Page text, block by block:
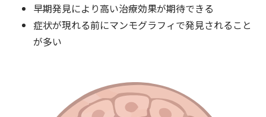
早期発見により高い治療効果が期待できる
症状が現れる前にマンモグラフィで発見されること
が多い